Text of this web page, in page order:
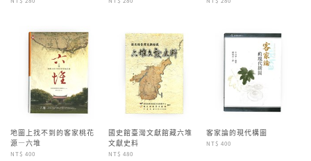
地圖上找不到的客家桃花
源—六堆
NT$ 400
國史館臺灣文獻館藏六堆
文獻史料
NT$ 480
客家論的現代構圖
NT$ 400